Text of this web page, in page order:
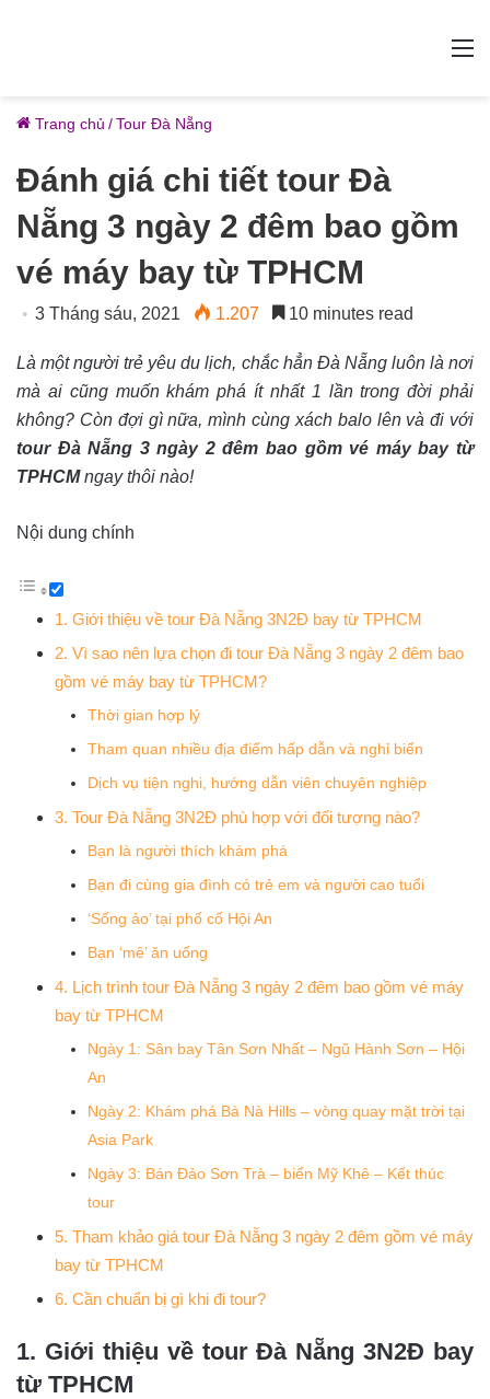
Trang chủ /Tour Đà Nẵng
Đánh giá chi tiết tour Đà
Nẵng 3 ngày 2 đêm bao gồm
vé máy bay từ TPHCM
3 Tháng sáu, 2021 1.207 10 minutes read
Là một người trẻ yêu du lịch, chắc hẳn Đà Nẵng luôn là nơi
mà ai cũng muốn khám phá ít nhất 1 lần trong đời phải
không? Còn đợi gì nữa, mình cùng xách balo lên và đi với
tour Đà Nẵng 3 ngày 2 đêm bao gồm vé máy bay từ
TPHCMngay thôi nào!
Nội dung chính
1. Giới thiệu về tour Đà Nẵng 3N2Đ bay từ TPHCM
2. Vì sao nên lựa chọn đi tour Đà Nẵng 3 ngày 2 đêm bao
gồm vé máy bay từ TPHCM?
Thời gian hợp lý
Tham quan nhiều địa điểm hấp dẫn và nghỉ biển
Dịch vụ tiện nghi, hướng dẫn viên chuyên nghiệp
3. Tour Đà Nẵng 3N2Đ phù hợp với đối tượng nào?
Bạn là người thích khám phá
Bạn đi cùng gia đình có trẻ em và người cao tuổi
‘Sống ảo’ tại phố cổ Hội An
Bạn ‘mê’ ăn uống
4. Lịch trình tour Đà Nẵng 3 ngày 2 đêm bao gồm vé máy
bay từ TPHCM
Ngày 1: Sân bay Tân Sơn Nhất – Ngũ Hành Sơn – Hội
An
Ngày 2: Khám phá Bà Nà Hills – vòng quay mặt trời tại
Asia Park
Ngày 3: Bán Đảo Sơn Trà – biển Mỹ Khê – Kết thúc
tour
5. Tham khảo giá tour Đà Nẵng 3 ngày 2 đêm gồm vé máy
bay từ TPHCM
6. Cần chuẩn bị gì khi đi tour?
1. Giới thiệu về tour Đà Nẵng 3N2Đ bay
từ TPHCM